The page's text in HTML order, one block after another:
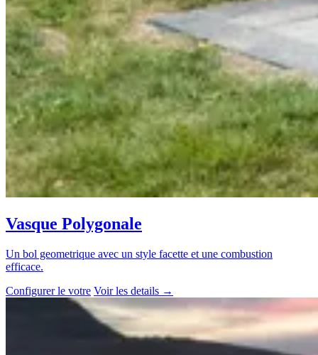
Vasque Polygonale
Un bol geometrique avec un style facette et une combustion
efficace.
Configurer le votre Voir les details →